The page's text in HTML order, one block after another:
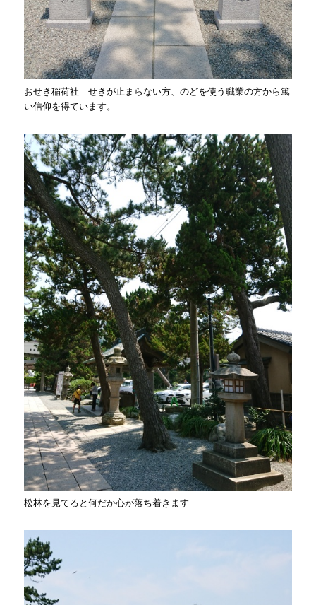
おせき稲荷社 せきが止まらない方、のどを使う職業の方から篤
い信仰を得ています。
松林を見てると何だか心が落ち着きます